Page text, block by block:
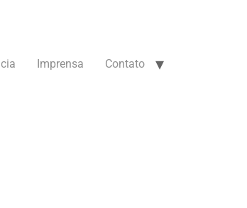
Imprensa Contato